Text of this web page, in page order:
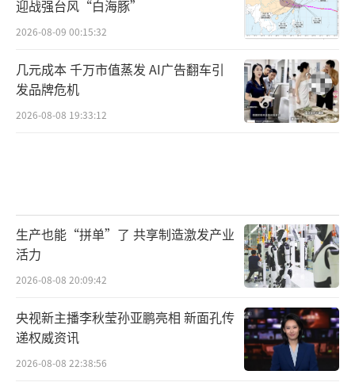
议可以由广电总局等相关部门成立专门的监督
小组，定期对数据走向进行监控。
[相关新闻]
“枪手”窝在宾馆就能编出作品
假票房、假收视率、剧本抄袭……这些问
题也同为来自文艺行业的全国人大代表奚美娟
所困扰，她认为，出现这些现象与市场监管不
抱着盈利目的，可文化行业不能只看盈利，也
需要有情怀。”
迎战强台风“白海豚”
2026-08-09 00:15:32
几元成本 千万市值蒸发 AI广告翻车引
发品牌危机
2026-08-08 19:33:12
生产也能“拼单”了 共享制造激发产业
活力
2026-08-08 20:09:42
央视新主播李秋莹孙亚鹏亮相 新面孔传
递权威资讯
2026-08-08 22:38:56